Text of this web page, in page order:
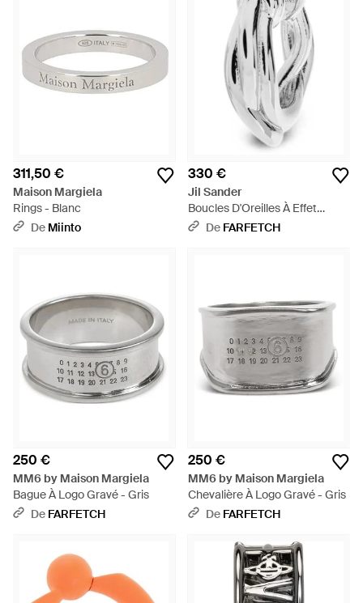
311,50 €
Maison Margiela
Rings - Blanc
De Miinto
330 €
Jil Sander
Boucles D'Oreilles À Effet
Torsadé - Blanc
De FARFETCH
250 €
MM6 by Maison Margiela
Bague À Logo Gravé - Gris
De FARFETCH
250 €
MM6 by Maison Margiela
Chevalière À Logo Gravé - Gris
De FARFETCH